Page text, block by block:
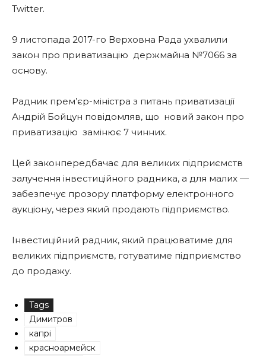
Twitter.
9 листопада 2017-го Верховна Рада ухвалили
закон про приватизацію держмайна №7066 за
основу.
Радник прем’єр-міністра з питань приватизації
Андрій Бойцун повідомляв, що новий закон про
приватизацію замінює 7 чинних.
Цей законпередбачає для великих підприємств
залучення інвестиційного радника, а для малих —
забезпечує прозору платформу електронного
аукціону, через який продають підприємство.
Інвестиційний радник, який працюватиме для
великих підприємств, готуватиме підприємство
до продажу.
Tags
Димитров
капрі
красноармейск